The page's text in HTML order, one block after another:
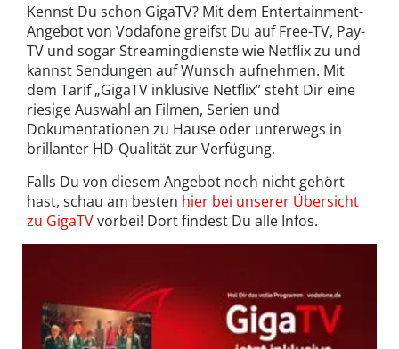
Kennst Du schon GigaTV? Mit dem Entertainment-
Angebot von Vodafone greifst Du auf Free-TV, Pay-
TV und sogar Streamingdienste wie Netflix zu und
kannst Sendungen auf Wunsch aufnehmen. Mit
dem Tarif „GigaTV inklusive Netflix” steht Dir eine
riesige Auswahl an Filmen, Serien und
Dokumentationen zu Hause oder unterwegs in
brillanter HD-Qualität zur Verfügung.
Falls Du von diesem Angebot noch nicht gehört
hast, schau am besten hier bei unserer Übersicht
zu GigaTVvorbei! Dort findest Du alle Infos.